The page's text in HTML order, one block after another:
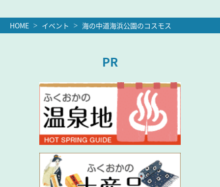
HOME イベント 海の中道海浜公園のコスモス
PR